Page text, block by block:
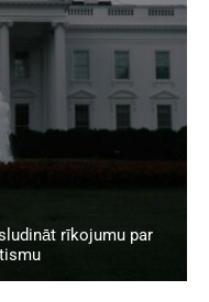
rīkojumu par